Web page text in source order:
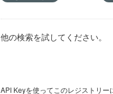
他の検索を試してください。
API Keyを使ってこのレジストリー